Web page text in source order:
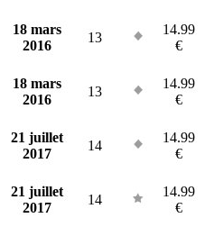
18 mars
2016
13
14.99
€
18 mars
2016
13
14.99
€
21 juillet
2017
14
14.99
€
21 juillet
2017
14
14.99
€